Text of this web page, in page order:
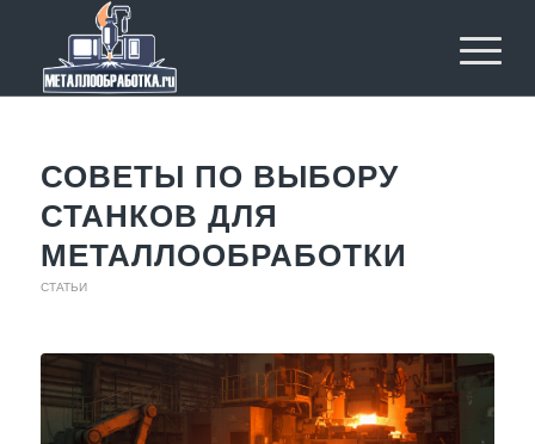
СОВЕТЫ ПО ВЫБОРУ
СТАНКОВ ДЛЯ
МЕТАЛЛООБРАБОТКИ
СТАТЬИ